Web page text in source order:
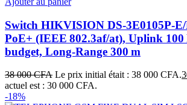
Switch HIKVISION
PoE+ (IEEE 802.3af/at), Uplink 100
budget, Long‑Range 300 m
38 000CFA Le prix initial était : 38 000 CFA.
actuel est : 30 000 CFA.
-18%